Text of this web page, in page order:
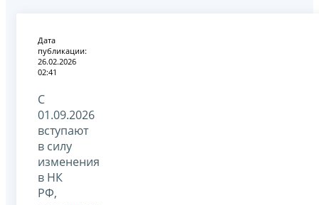
Дата
публикации:
26.02.2026
02:41
С
01.09.2026
вступают
в силу
изменения
в НК
РФ,